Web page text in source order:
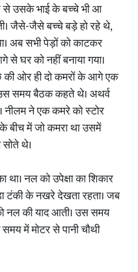
से उसके भाई के बच्चे भी आ
जैसे-जैसे बच्चे बड़े हो रहे थे,
अब सभी पेड़ों को काटकर
से घर को नहीं बनाया गया।
ओर ही दो कमरों के आगे एक
समय बैठक कहते थे। अथर्व
ने एक कमरे को स्टोर
बीच में जो कमरा था उसमें
थे।
नल को उपेक्षा का शिकार
टंकी के नखरे देखता रहता। जब
नल की याद आती। उस समय
में मोटर से पानी चौथी